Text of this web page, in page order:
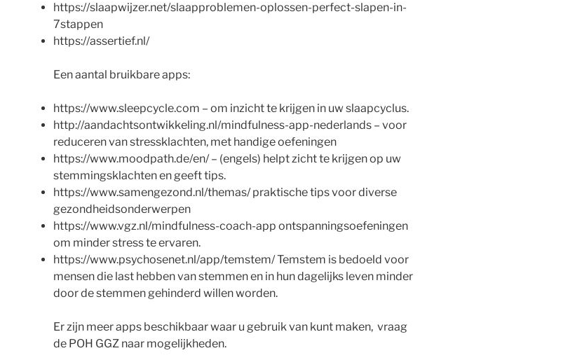
https://slaapwijzer.net/slaapproblemen-oplossen-perfect-slapen-in-
7stappen
https://assertief.nl/
Een aantal bruikbare apps:
https://www.sleepcycle.com – om inzicht te krijgen in uw slaapcyclus.
http://aandachtsontwikkeling.nl/mindfulness-app-nederlands – voor
reduceren van stressklachten, met handige oefeningen
https://www.moodpath.de/en/ – (engels) helpt zicht te krijgen op uw
stemmingsklachten en geeft tips.
https://www.samengezond.nl/themas/ praktische tips voor diverse
gezondheidsonderwerpen
https://www.vgz.nl/mindfulness-coach-app ontspanningsoefeningen
om minder stress te ervaren.
https://www.psychosenet.nl/app/temstem/ Temstem is bedoeld voor
mensen die last hebben van stemmen en in hun dagelijks leven minder
door de stemmen gehinderd willen worden.
Er zijn meer apps beschikbaar waar u gebruik van kunt maken, vraag
de POH GGZ naar mogelijkheden.